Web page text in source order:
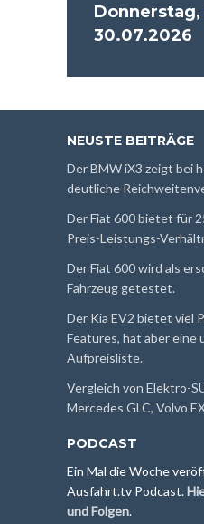
30.07.2026
NEUSTE BEITRÄGE
Der BMW iX3 zeigt bei
deutliche
Der Fiat 600 bietet für
Preis-Leistungs-
Der Fiat 600 wird als
Fahrzeug getestet.
Der Kia EV2 bietet viel
Features, hat aber eine
Aufpreisliste.
Vergleich von Elektro-
Mercedes GLC, Volvo
PODCAST
Ein Mal die Woche
Ausfahrt.tv Podcast.
und Folgen.